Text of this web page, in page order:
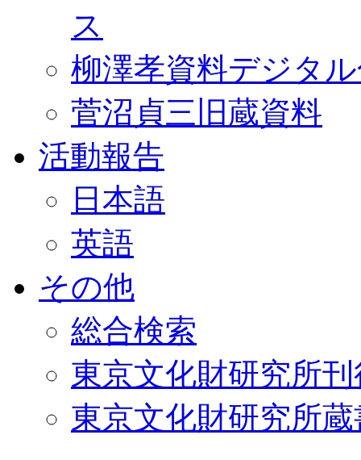
ス
柳澤孝資料デジタ
菅沼貞三旧蔵資料
活動報告
日本語
英語
その他
総合検索
東京文化財研究所
東京文化財研究所